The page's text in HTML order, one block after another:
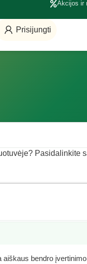
Akcijos ir
Prisijungti
Pasidalinkite
aiškaus bendro